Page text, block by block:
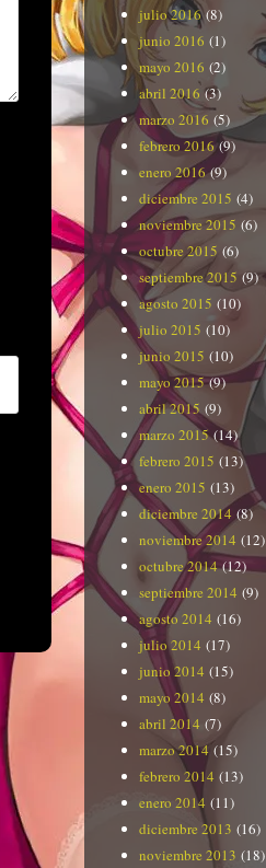
julio 2016(8)
junio 2016 (1)
mayo 2016 (2)
abril 2016 (3)
marzo 2016 (5)
febrero 2016(9)
enero 2016(9)
diciembre 2015 (4)
noviembre 2015 (6)
octubre 2015 (6)
septiembre 2015 (9)
agosto 2015 (10)
julio 2015 (10)
junio 2015 (10)
mayo 2015(9)
abril 2015 (9)
marzo 2015(14)
febrero 2015 (13)
enero 2015 (13)
diciembre 2014 (8)
noviembre 2014 (12)
octubre 2014(12)
septiembre 2014 (9)
agosto 2014 (16)
julio 2014 (17)
junio 2014 (15)
mayo 2014 (8)
abril 2014 (7)
marzo 2014 (15)
febrero 2014 (13)
enero 2014 (11)
diciembre 2013 (16)
noviembre 2013 (18)